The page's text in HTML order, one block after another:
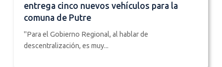
entrega cinco nuevos vehículos para la
comuna de Putre
"Para el Gobierno Regional, al hablar de
descentralización, es muy...